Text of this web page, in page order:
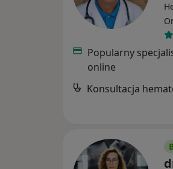
Popularny
online
Konsultacja